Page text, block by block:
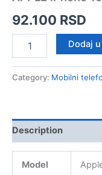
92.100 RSD
iPhone
128GB
Dodaj
Category: Mobilni
Description
Model